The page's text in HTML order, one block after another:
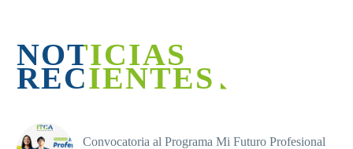
NOTICIAS
RECIENTES
Convocatoria al Programa Mi Futuro Profesional